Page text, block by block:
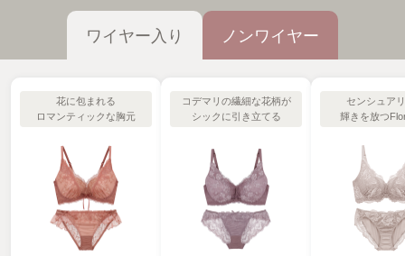
ワイヤー入り ノンワイヤー
花に包まれる
ロマンティックな胸元
コデマリの繊細な花柄が
シックに引き立てる
センシュア
輝きを放つ